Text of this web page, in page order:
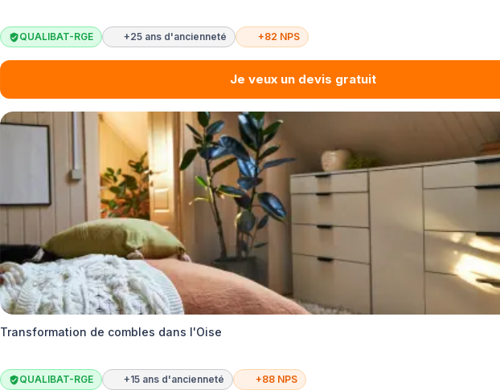
QUALIBAT-RGE +25 ans d'ancienneté +82 NPS
Je veux un devis gratuit
Transformation de combles dans l'Oise
QUALIBAT-RGE +15 ans d'ancienneté +88 NPS